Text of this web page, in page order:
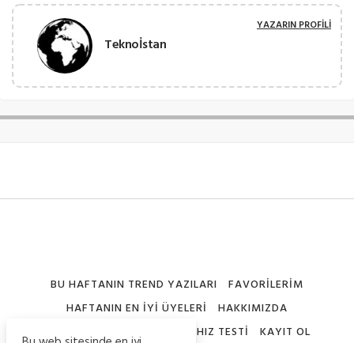
Teknoİstan
YAZARIN PROFILI
BU HAFTANIN TREND YAZILARI
FAVORILERIM
HAFTANIN EN İYI ÜYELERI
HAKKIMIZDA
İÇERIK GÖNDER
İNTERNET HIZ TESTI KAYIT OL